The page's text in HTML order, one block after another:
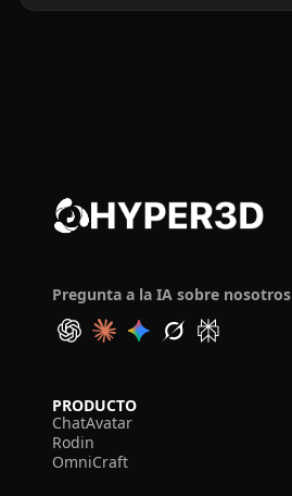
Pregunta a la IA sobre nosotros
PRODUCTO
ChatAvatar
Rodin
OmniCraft